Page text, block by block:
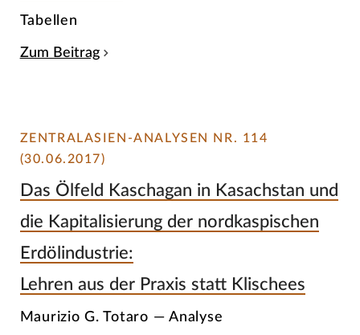
Tabellen
Zum Beitrag
ZENTRALASIEN-ANALYSEN NR. 114
(30.06.2017)
Das Ölfeld Kaschagan in Kasachstan und
die Kapitalisierung der nordkaspischen
Erdölindustrie:
Lehren aus der Praxis statt Klischees
Maurizio G. Totaro — Analyse